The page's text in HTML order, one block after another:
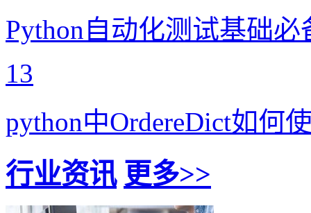
Python自动化测试基础
13
python中OrdereDict如何
行业资讯 更多>>